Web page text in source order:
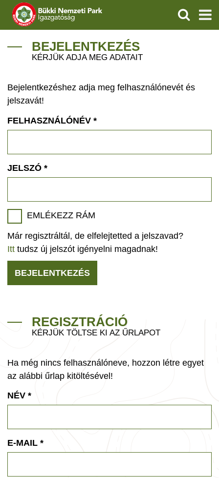
IGAZGATÓSÁG
VÍZVÉDELEM
ÖKOTURIZMUS
GEOPARKOK
KERESÉS
BEJELENTKEZÉS
KÉRJÜK ADJA MEG ADATAIT
Bejelentkezéshez adja meg felhasználónevét és
jelszavát!
FELHASZNÁLÓNÉV *
JELSZÓ *
EMLÉKEZZ RÁM
Már regisztráltál, de elfelejtetted a jelszavad?
Itt tudsz új jelszót igényelni magadnak!
BEJELENTKEZÉS
REGISZTRÁCIÓ
KÉRJÜK TÖLTSE KI AZ ŰRLAPOT
Ha még nincs felhasználóneve, hozzon létre egyet
az alábbi űrlap kitöltésével!
NÉV *
E-MAIL *